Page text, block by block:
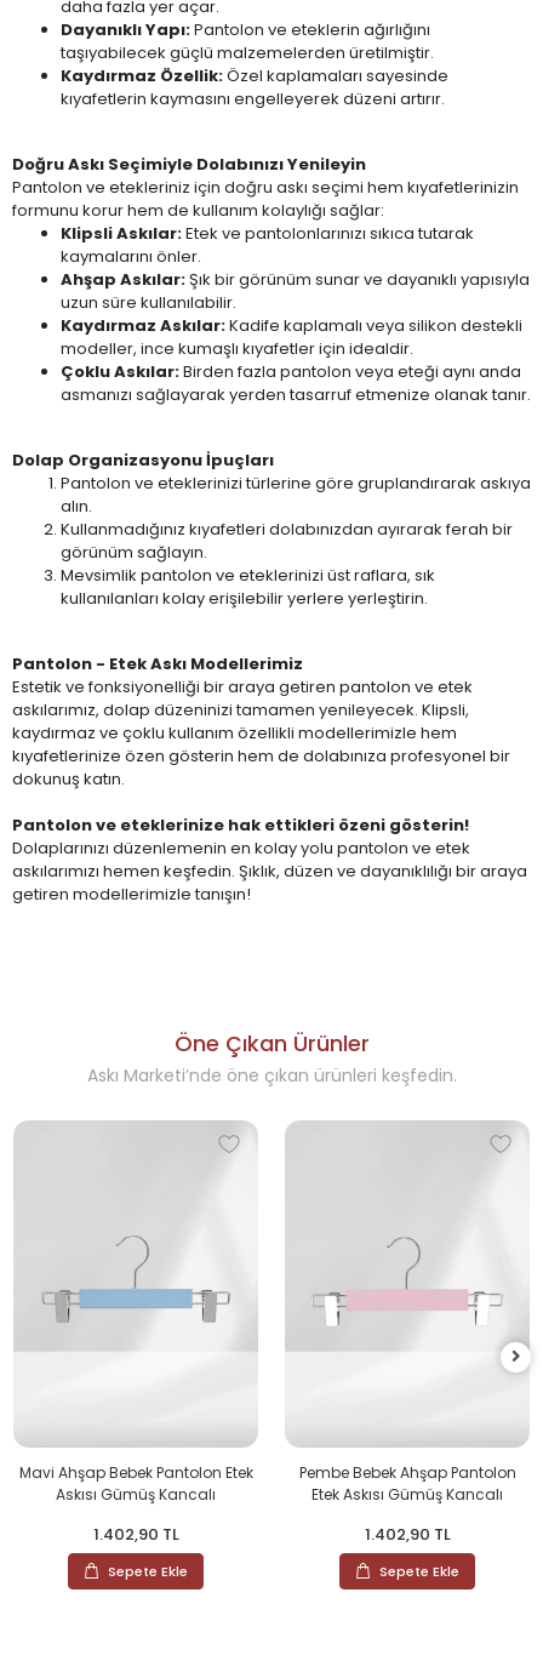
daha fazla yer açar.
Dayanıklı Yapı:Pantolon ve eteklerin ağırlığını
taşıyabilecek güçlü malzemelerden üretilmiştir.
Kaydırmaz Özellik:Özel kaplamaları sayesinde
kıyafetlerin kaymasını engelleyerek düzeni artırır.
Doğru Askı Seçimiyle Dolabınızı Yenileyin
Pantolon ve etekleriniz için doğru askı seçimi hem kıyafetlerinizin
formunu korur hem de kullanım kolaylığı sağlar:
Klipsli Askılar:Etek ve pantolonlarınızı sıkıca tutarak
kaymalarını önler.
Ahşap Askılar:Şık bir görünüm sunar ve dayanıklı yapısıyla
uzun süre kullanılabilir.
Kaydırmaz Askılar:Kadife kaplamalı veya silikon destekli
modeller, ince kumaşlı kıyafetler için idealdir.
Çoklu Askılar:Birden fazla pantolon veya eteği aynı anda
asmanızı sağlayarak yerden tasarruf etmenize olanak tanır.
Dolap Organizasyonu İpuçları
Pantolon ve eteklerinizi türlerine göre gruplandırarak askıya
alın.
Kullanmadığınız kıyafetleri dolabınızdan ayırarak ferah bir
görünüm sağlayın.
Mevsimlik pantolon ve eteklerinizi üst raflara, sık
kullanılanları kolay erişilebilir yerlere yerleştirin.
Pantolon - Etek Askı Modellerimiz
Estetik ve fonksiyonelliği bir araya getiren pantolon ve etek
askılarımız, dolap düzeninizi tamamen yenileyecek. Klipsli,
kaydırmaz ve çoklu kullanım özellikli modellerimizle hem
kıyafetlerinize özen gösterin hem de dolabınıza profesyonel bir
dokunuş katın.
Pantolon ve eteklerinize hak ettikleri özeni gösterin!
Dolaplarınızı düzenlemenin en kolay yolu pantolon ve etek
askılarımızı hemen keşfedin. Şıklık, düzen ve dayanıklılığı bir araya
getiren modellerimizle tanışın!
Öne Çıkan Ürünler
Askı Marketi’nde öne çıkan ürünleri keşfedin.
Mavi Ahşap Bebek Pantolon Etek
Askısı Gümüş Kancalı
1.402,90 TL
Sepete Ekle
Pembe Bebek Ahşap Pantolon
Etek Askısı Gümüş Kancalı
1.402,90 TL
Sepete Ekle